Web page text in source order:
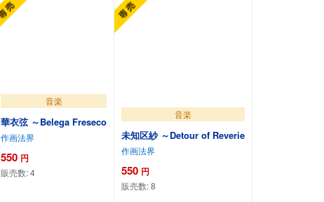
音楽
華衣弦 ～Belega Freseco
作画法界
550 円
販売数:4
音楽
未知区紗 ～Detour of Reverie
作画法界
550 円
販売数:8